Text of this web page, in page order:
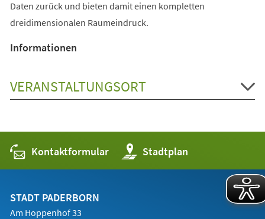
Daten zurück und bieten damit einen kompletten
dreidimensionalen Raumeindruck.
Informationen
VERANSTALTUNGSORT
Kontaktformular Stadtplan
(Öffnet
in
einem
STADT PADERBORN
Am Hoppenhof 33